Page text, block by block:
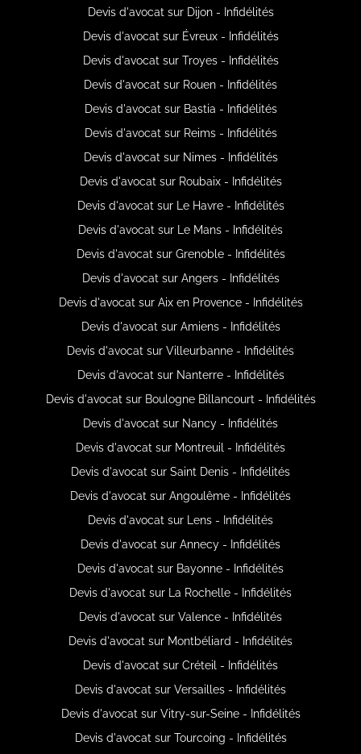
Devis d'avocat sur Dijon - Infidélités
Devis d'avocat sur Évreux - Infidélités
Devis d'avocat sur Troyes - Infidélités
Devis d'avocat sur Rouen - Infidélités
Devis d'avocat sur Bastia - Infidélités
Devis d'avocat sur Reims - Infidélités
Devis d'avocat sur Nimes - Infidélités
Devis d'avocat sur Roubaix - Infidélités
Devis d'avocat sur Le Havre - Infidélités
Devis d'avocat sur Le Mans - Infidélités
Devis d'avocat sur Grenoble - Infidélités
Devis d'avocat sur Angers - Infidélités
Devis d'avocat sur Aix en Provence - Infidélités
Devis d'avocat sur Amiens - Infidélités
Devis d'avocat sur Villeurbanne - Infidélités
Devis d'avocat sur Nanterre - Infidélités
Devis d'avocat sur Boulogne Billancourt - Infidélités
Devis d'avocat sur Nancy - Infidélités
Devis d'avocat sur Montreuil - Infidélités
Devis d'avocat sur Saint Denis - Infidélités
Devis d'avocat sur Angoulême - Infidélités
Devis d'avocat sur Lens - Infidélités
Devis d'avocat sur Annecy - Infidélités
Devis d'avocat sur Bayonne - Infidélités
Devis d'avocat sur La Rochelle - Infidélités
Devis d'avocat sur Valence - Infidélités
Devis d'avocat sur Montbéliard - Infidélités
Devis d'avocat sur Créteil - Infidélités
Devis d'avocat sur Versailles - Infidélités
Devis d'avocat sur Vitry-sur-Seine - Infidélités
Devis d'avocat sur Tourcoing - Infidélités